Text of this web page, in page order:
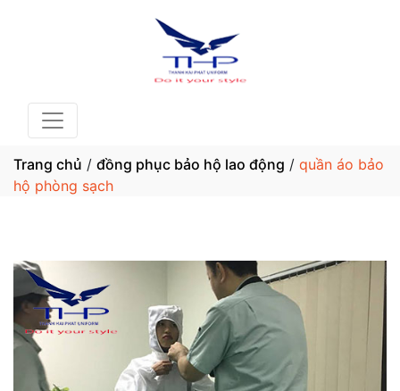
Trang chủ / đồng phục bảo hộ lao động / quần áo bảo
hộ phòng sạch